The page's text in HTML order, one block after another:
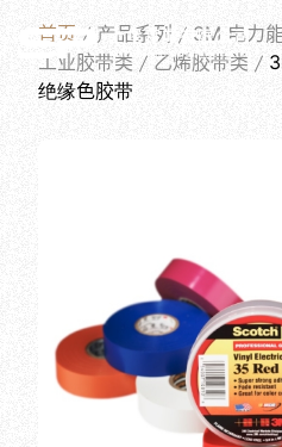
首页 产品系列
3M 电力
工业胶带类
乙烯胶带类
绝缘色胶带